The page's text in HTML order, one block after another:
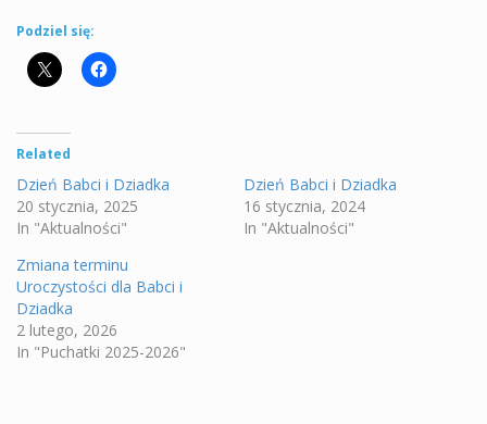
Podziel się:
Related
Dzień Babci i Dziadka
20 stycznia, 2025
In "Aktualności"
Dzień Babci i Dziadka
16 stycznia, 2024
In "Aktualności"
Zmiana terminu
Uroczystości dla Babci i
Dziadka
2 lutego, 2026
In "Puchatki 2025-2026"